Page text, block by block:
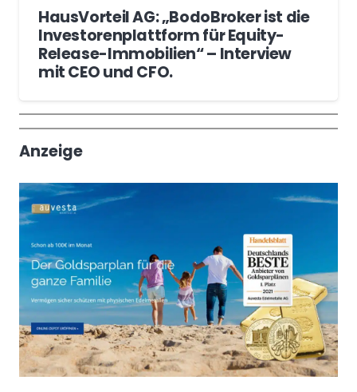
HausVorteil AG: „BodoBroker ist die
Investorenplattform für Equity-
Release-Immobilien“ – Interview
mit CEO und CFO.
Wochenrückblick
Trendthemen
Anzeige